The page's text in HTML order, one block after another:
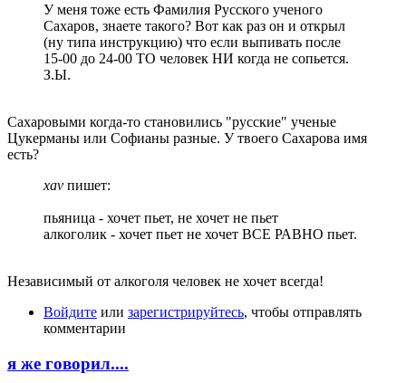
У меня тоже есть Фамилия Русского ученого
Сахаров, знаете такого? Вот как раз он и открыл
(ну типа инструкцию) что если выпивать после
15-00 до 24-00 ТО человек НИ когда не сопьется.
З.Ы.
Сахаровыми когда-то становились "русские" ученые
Цукерманы или Софианы разные. У твоего Сахарова имя
есть?
xav пишет:
пьяница - хочет пьет, не хочет не пьет
алкоголик - хочет пьет не хочет ВСЕ РАВНО пьет.
Независимый от алкоголя человек не хочет всегда!
Войдите или зарегистрируйтесь, чтобы отправлять
комментарии
я же говорил....